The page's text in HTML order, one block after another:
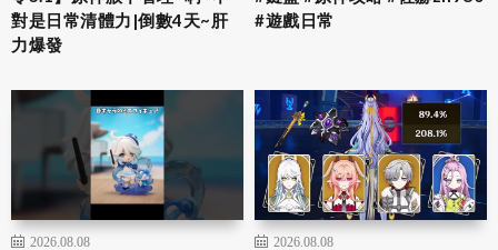
對是日常清體力|倒數4天~肝
力爆發
#遊戲日常
2026.08.08 2026.08.08